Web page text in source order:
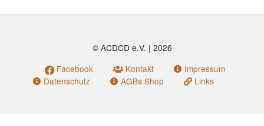
© ACDCD e.V. | 2026
Facebook
Kontakt
Impressum
Datenschutz
AGBs Shop Links